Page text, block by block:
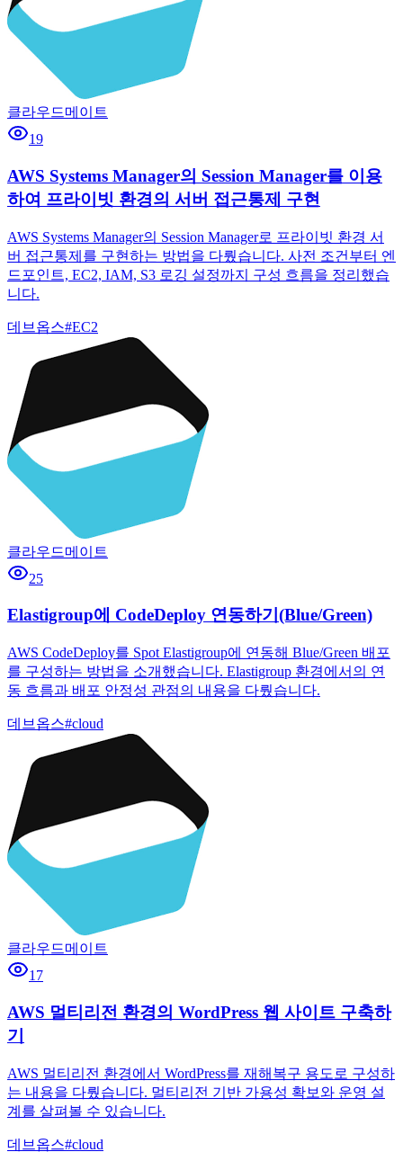
클라우드메이트
19
AWS Systems Manager의 Session Manager를 이용
하여 프라이빗 환경의 서버 접근통제 구현
AWS Systems Manager의 Session Manager로 프라이빗 환경 서
버 접근통제를 구현하는 방법을 다뤘습니다. 사전 조건부터 엔
드포인트, EC2, IAM, S3 로깅 설정까지 구성 흐름을 정리했습
니다.
데브옵스#EC2
클라우드메이트
25
Elastigroup에 CodeDeploy 연동하기(Blue/Green)
AWS CodeDeploy를 Spot Elastigroup에 연동해 Blue/Green 배포
를 구성하는 방법을 소개했습니다. Elastigroup 환경에서의 연
동 흐름과 배포 안정성 관점의 내용을 다뤘습니다.
데브옵스#cloud
클라우드메이트
17
AWS 멀티리전 환경의 WordPress 웹 사이트 구축하
기
AWS 멀티리전 환경에서 WordPress를 재해복구 용도로 구성하
는 내용을 다뤘습니다. 멀티리전 기반 가용성 확보와 운영 설
계를 살펴볼 수 있습니다.
데브옵스#cloud